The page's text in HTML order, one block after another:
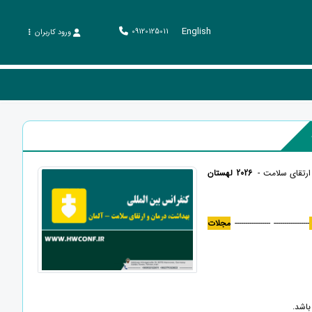
English
09120125011 ورود کاربران
سلامت - 2026 لهستان
----------------- ----------------- مجلات